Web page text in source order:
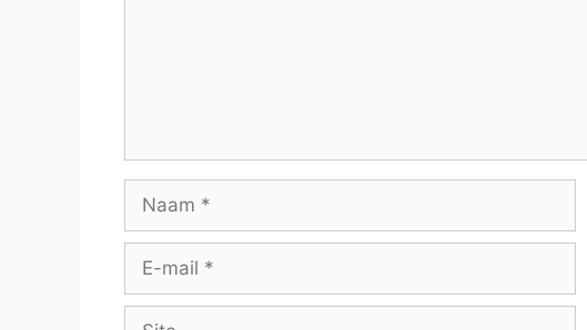
Naam
Site